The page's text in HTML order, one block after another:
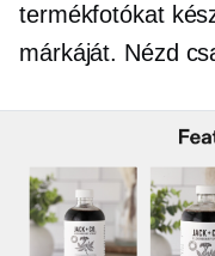
termékfotókat
márkáját. Nézd